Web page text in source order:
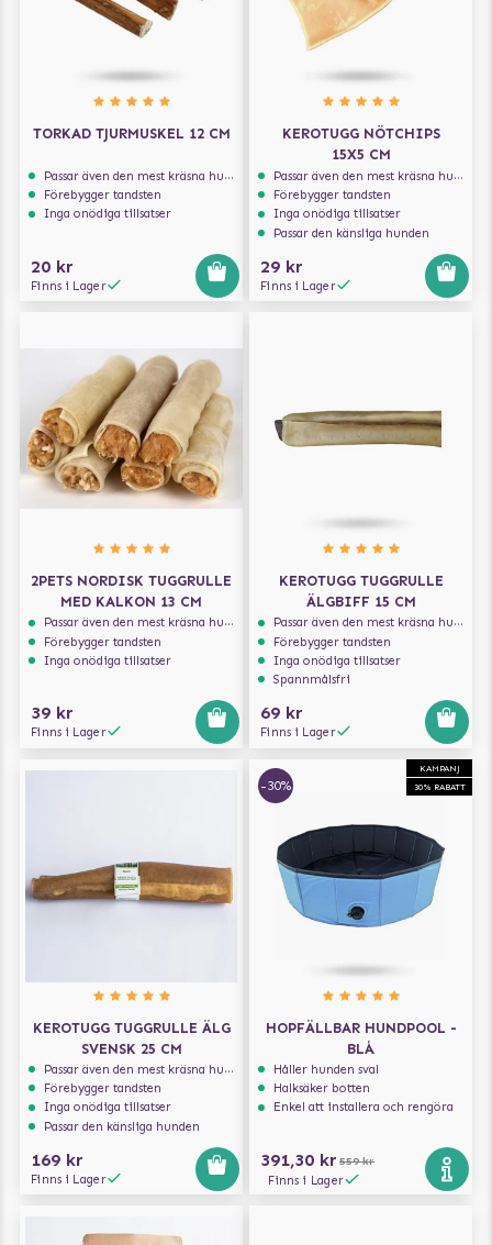
TORKAD TJURMUSKEL 12 CM
Passar även den mest kräsna hunden
Förebygger tandsten
Inga onödiga tillsatser
20 kr
Finns i Lager
KEROTUGG NÖTCHIPS
15X5 CM
Passar även den mest kräsna hunden
Förebygger tandsten
Inga onödiga tillsatser
Passar den känsliga hunden
29 kr
Finns i Lager
2PETS NORDISK TUGGRULLE
MED KALKON 13 CM
Passar även den mest kräsna hunden
Förebygger tandsten
Inga onödiga tillsatser
39 kr
Finns i Lager
KEROTUGG TUGGRULLE
ÄLGBIFF 15 CM
Passar även den mest kräsna hunden
Förebygger tandsten
Inga onödiga tillsatser
Spannmålsfri
69 kr
Finns i Lager
KEROTUGG TUGGRULLE ÄLG
SVENSK 25 CM
Passar även den mest kräsna hunden
Förebygger tandsten
Inga onödiga tillsatser
Passar den känsliga hunden
169 kr
Finns i Lager
KAMPANJ
30% RABATT
-30%
HOPFÄLLBAR HUNDPOOL -
BLÅ
Håller hunden sval
Halksäker botten
Enkel att installera och rengöra
391,30 kr 559 kr
Finns i Lager